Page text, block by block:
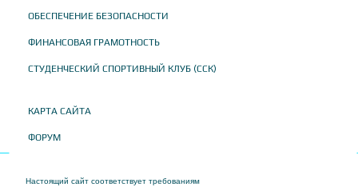
ОБЕСПЕЧЕНИЕ БЕЗОПАСНОСТИ
ФИНАНСОВАЯ ГРАМОТНОСТЬ
СТУДЕНЧЕСКИЙ СПОРТИВНЫЙ КЛУБ (ССК)
КАРТА САЙТА
ФОРУМ
Настоящий сайт соответствует требованиям